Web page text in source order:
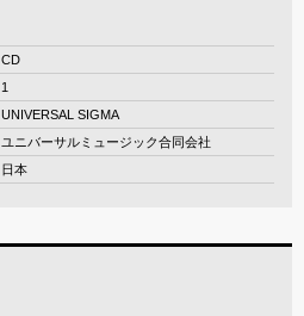
CD
1
UNIVERSAL SIGMA
ユニバーサルミュージック合同会社
日本